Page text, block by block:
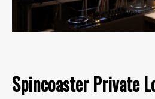
Spincoaster Private